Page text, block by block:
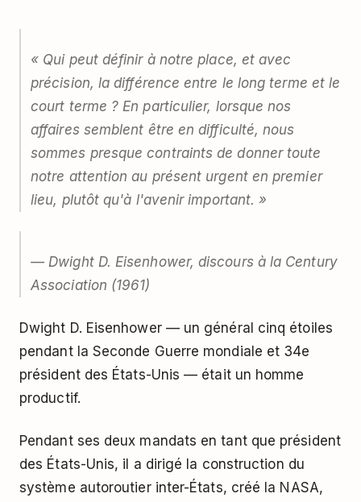
« Qui peut définir à notre place, et avec
précision, la différence entre le long terme et le
court terme ? En particulier, lorsque nos
affaires semblent être en difficulté, nous
sommes presque contraints de donner toute
notre attention au présent urgent en premier
lieu, plutôt qu'à l'avenir important. »
— Dwight D. Eisenhower, discours à la Century
Association (1961)
Dwight D. Eisenhower — un général cinq étoiles
pendant la Seconde Guerre mondiale et 34e
président des États-Unis — était un homme
productif.
Pendant ses deux mandats en tant que président
des États-Unis, il a dirigé la construction du
système autoroutier inter-États, créé la NASA,